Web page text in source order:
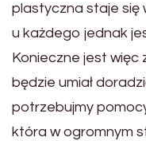
plastyczna staje się
u każdego jednak
Konieczne jest więc
będzie umiał
potrzebujmy
która w ogromnym